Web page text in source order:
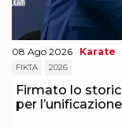
08 Ago 2026 Karate
FIKTA 2026
Firmato lo
per